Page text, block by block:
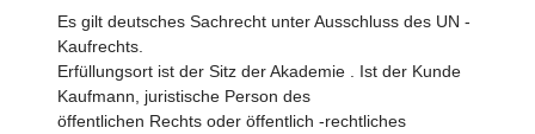
Es gilt deutsches Sachrecht unter Ausschluss des UN -
Kaufrechts.
Erfüllungsort ist der Sitz der Akademie . Ist der Kunde
Kaufmann, juristische Person des
öffentlichen Rechts oder öffentlich -rechtliches